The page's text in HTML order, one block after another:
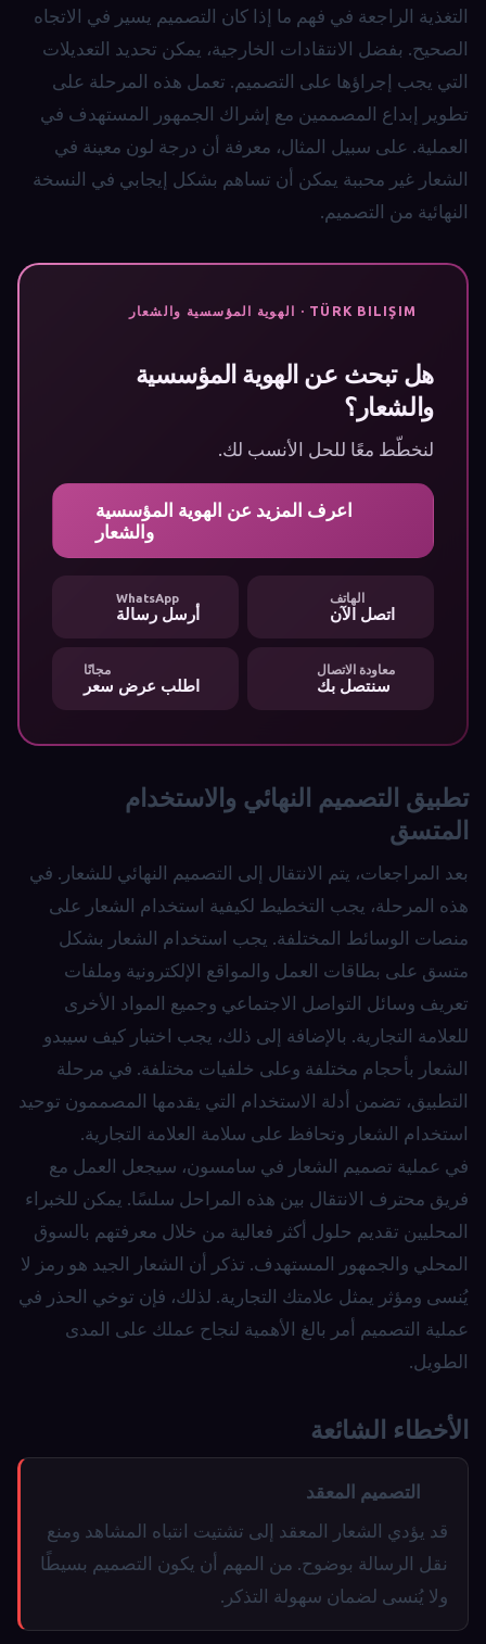
التغذية الراجعة في فهم ما إذا كان التصميم يسير في الاتجاه
الصحيح. بفضل الانتقادات الخارجية، يمكن تحديد التعديلات
التي يجب إجراؤها على التصميم. تعمل هذه المرحلة على
تطوير إبداع المصممين مع إشراك الجمهور المستهدف في
العملية. على سبيل المثال، معرفة أن درجة لون معينة في
الشعار غير محببة يمكن أن تساهم بشكل إيجابي في النسخة
النهائية من التصميم.
TÜRK BILIŞIM · الهوية المؤسسية والشعار
هل تبحث عن الهوية المؤسسية
والشعار؟
لنخطّط معًا للحل الأنسب لك.
اعرف المزيد عن الهوية المؤسسية
والشعار
الهاتف
اتصل الآن
WhatsApp
أرسل رسالة
معاودة الاتصال
سنتصل بك
مجانًا
اطلب عرض سعر
تطبيق التصميم النهائي والاستخدام
المتسق
بعد المراجعات، يتم الانتقال إلى التصميم النهائي للشعار. في
هذه المرحلة، يجب التخطيط لكيفية استخدام الشعار على
منصات الوسائط المختلفة. يجب استخدام الشعار بشكل
متسق على بطاقات العمل والمواقع الإلكترونية وملفات
تعريف وسائل التواصل الاجتماعي وجميع المواد الأخرى
للعلامة التجارية. بالإضافة إلى ذلك، يجب اختبار كيف سيبدو
الشعار بأحجام مختلفة وعلى خلفيات مختلفة. في مرحلة
التطبيق، تضمن أدلة الاستخدام التي يقدمها المصممون توحيد
استخدام الشعار وتحافظ على سلامة العلامة التجارية.
في عملية تصميم الشعار في سامسون، سيجعل العمل مع
فريق محترف الانتقال بين هذه المراحل سلسًا. يمكن للخبراء
المحليين تقديم حلول أكثر فعالية من خلال معرفتهم بالسوق
المحلي والجمهور المستهدف. تذكر أن الشعار الجيد هو رمز لا
يُنسى ومؤثر يمثل علامتك التجارية. لذلك، فإن توخي الحذر في
عملية التصميم أمر بالغ الأهمية لنجاح عملك على المدى
الطويل.
الأخطاء الشائعة
التصميم المعقد
قد يؤدي الشعار المعقد إلى تشتيت انتباه المشاهد ومنع
نقل الرسالة بوضوح. من المهم أن يكون التصميم بسيطًا
ولا يُنسى لضمان سهولة التذكر.